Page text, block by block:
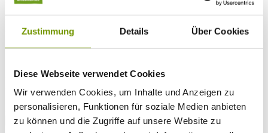
Zustimmung Details Über Cookies
Diese Webseite verwendet Cookies
Wir verwenden Cookies, um Inhalte und Anzeigen zu
personalisieren, Funktionen für soziale Medien anbieten
zu können und die Zugriffe auf unsere Website zu
UNTERKÜNFTE
Bitte wählen Sie einen Ort
Anreise*
Erwachsene
Alter Kind 1
Alter Kind 3
Alter Kind 4
suchen